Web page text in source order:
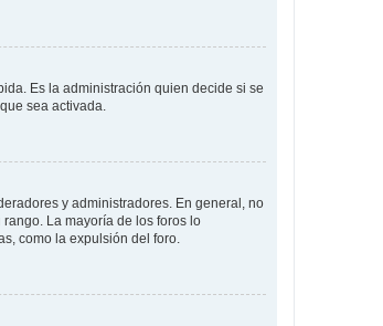
Es la administración quien decide si se
sea activada.
y administradores. En general, no
La mayoría de los foros lo
como la expulsión del foro.